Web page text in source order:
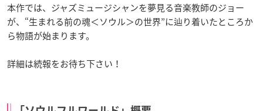
本作では、ジャズミュージシャンを夢見る音楽教師のジョー
が、“生まれる前の魂＜ソウル＞の世界”に辿り着いたところか
ら物語が始まります。
詳細は続報をお待ち下さい！